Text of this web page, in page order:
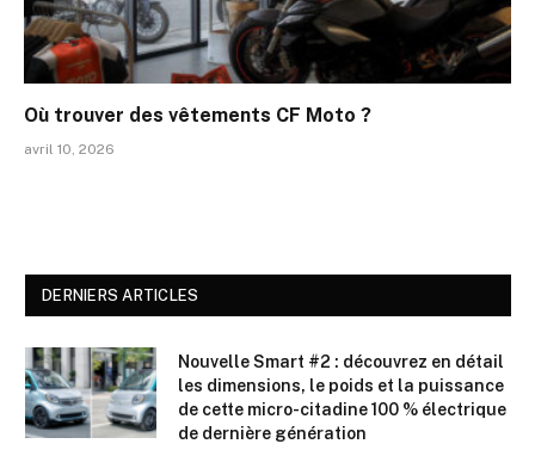
Où trouver des vêtements CF Moto ?
avril 10, 2026
DERNIERS ARTICLES
Nouvelle Smart #2 : découvrez en détail
les dimensions, le poids et la puissance
de cette micro-citadine 100 % électrique
de dernière génération